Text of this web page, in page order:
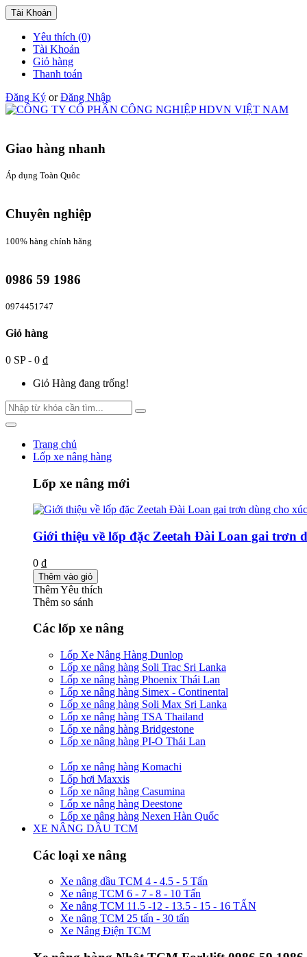
Tài Khoản
Yêu thích (0)
Tài Khoản
Giỏ hàng
Thanh toán
Đăng Ký orĐăng Nhập
Giao hàng nhanh
Áp dụng Toàn Quôc
Chuyên nghiệp
100% hàng chính hãng
0986 59 1986
0974451747
Giỏ hàng
0 SP - 0 ₫
Giỏ Hàng đang trống!
Trang chủ
Lốp xe nâng hàng
Lốp xe nâng mới
Giới thiệu về lốp đặc Zeetah Đài Loan gai trơn
0 ₫
Thêm vào giỏ
Thêm Yêu thích
Thêm so sánh
Các lốp xe nâng
Lốp Xe Nâng Hàng Dunlop
Lốp xe nâng hàng Soli Trac Sri Lanka
Lốp xe nâng hàng Phoenix Thái Lan
Lốp xe nâng hàng Simex - Continental
Lốp xe nâng hàng Soli Max Sri Lanka
Lốp xe nâng hàng TSA Thailand
Lốp xe nâng hàng Bridgestone
Lốp xe nâng hàng PI-O Thái Lan
Lốp xe nâng hàng Komachi
Lốp hơi Maxxis
Lốp xe nâng hàng Casumina
Lốp xe nâng hàng Deestone
Lốp xe nâng hàng Nexen Hàn Quốc
XE NÂNG DẦU TCM
Các loại xe nâng
Xe nâng dầu TCM 4 - 4.5 - 5 Tấn
Xe nâng TCM 6 - 7 - 8 - 10 Tấn
Xe nâng TCM 11.5 -12 - 13.5 - 15 - 16 TẤN
Xe nâng TCM 25 tấn - 30 tấn
Xe Nâng Điện TCM